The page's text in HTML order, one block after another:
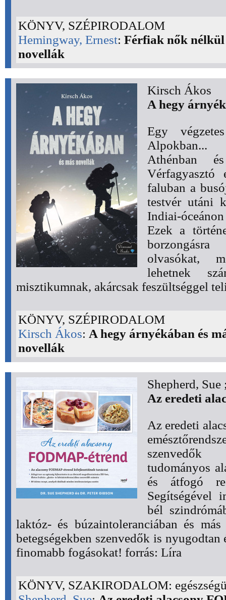
KÖNYV, SZÉPIRODALOM
Hemingway, Ernest: Férfiak nők
novellák
Kirsch Ákos
A hegy
Egy
Alpokban...
Athénban és
Vérfagyasztó
faluban a
testvér utáni
Indiai-
Ezek a
olvasókat,
lehetnek
misztikumnak, akárcsak feszültséggel
KÖNYV, SZÉPIRODALOM
Kirsch Ákos: A hegy árnyékában és
novellák
Shepherd,
Az eredeti
Az eredeti
szenvedők
tudományos
és átfogó
Segítségével
bél
laktóz- és búzaintoleranciában és
betegségekben szenvedők is
finomabb fogásokat! forrás: Líra
KÖNYV, SZAKIRODALOM: